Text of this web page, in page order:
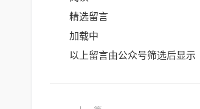
精选留言
加载中
以上留言由公众号筛选后显示